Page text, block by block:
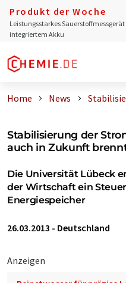
Produkt der Woche
Leistungsstarkes
integriertem Akku
Home News
Stabilisierung der
auch in Zukunft
Die Universität Lübeck
der Wirtschaft ein
Energiespeicher
26.03.2013 - Deutschland
Anzeigen